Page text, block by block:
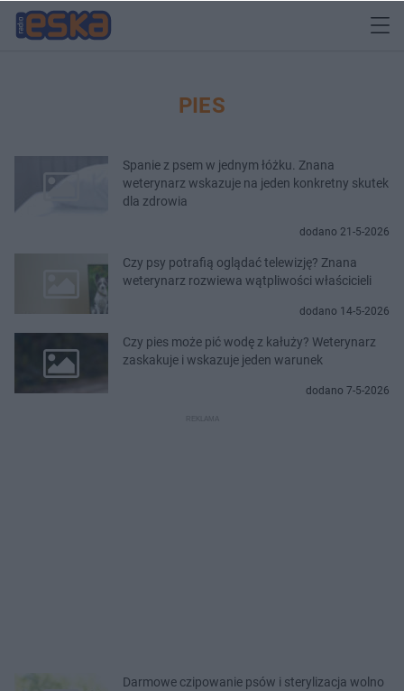
PIES
Spanie z psem w jednym łóżku. Znana
weterynarz wskazuje na jeden konkretny skutek
dla zdrowia
dodano 21-5-2026
Czy psy potrafią oglądać telewizję? Znana
weterynarz rozwiewa wątpliwości właścicieli
dodano 14-5-2026
Czy pies może pić wodę z kałuży? Weterynarz
zaskakuje i wskazuje jeden warunek
dodano 7-5-2026
Darmowe czipowanie psów i sterylizacja wolno